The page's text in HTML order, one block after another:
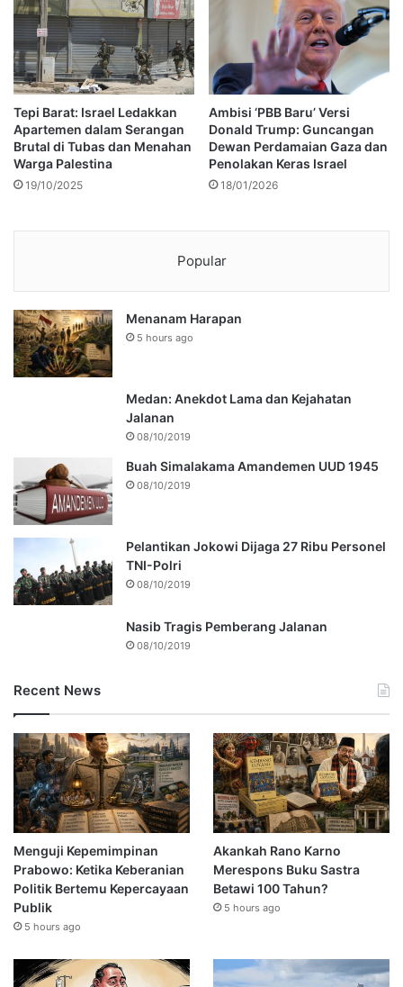
Tepi Barat: Israel Ledakkan
Apartemen dalam Serangan
Brutal di Tubas dan Menahan
Warga Palestina
19/10/2025
Ambisi ‘PBB Baru’ Versi
Donald Trump: Guncangan
Dewan Perdamaian Gaza dan
Penolakan Keras Israel
18/01/2026
Popular
Menanam Harapan
5 hours ago
Medan: Anekdot Lama dan Kejahatan
Jalanan
08/10/2019
Buah Simalakama Amandemen UUD 1945
08/10/2019
Pelantikan Jokowi Dijaga 27 Ribu Personel
TNI-Polri
08/10/2019
Nasib Tragis Pemberang Jalanan
08/10/2019
Recent News
Menguji Kepemimpinan
Prabowo: Ketika Keberanian
Politik Bertemu Kepercayaan
Publik
5 hours ago
Akankah Rano Karno
Merespons Buku Sastra
Betawi 100 Tahun?
5 hours ago